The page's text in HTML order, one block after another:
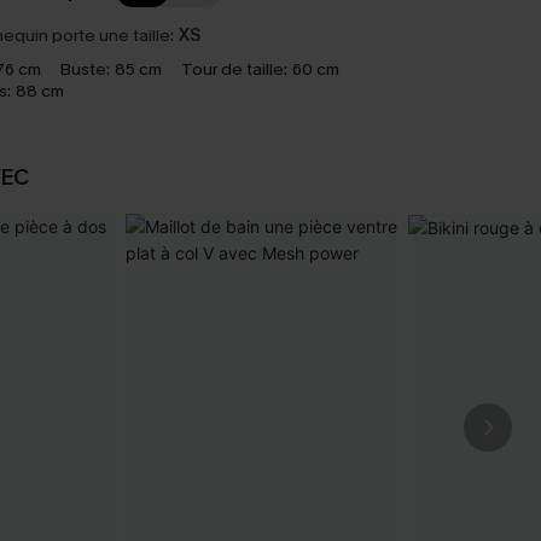
porte une taille: XS
cm
Buste: 85 cm Tour de taille: 60 cm
88 cm